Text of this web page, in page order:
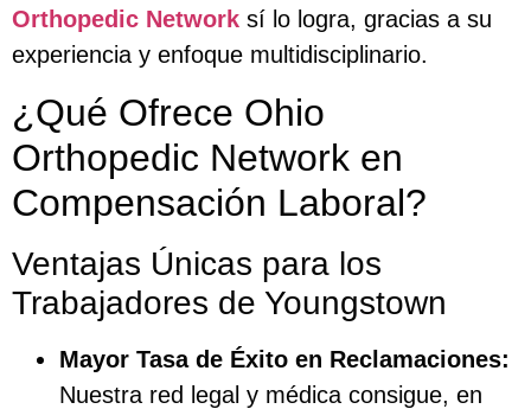
Orthopedic Network sí lo logra, gracias a su
experiencia y enfoque multidisciplinario.
¿Qué Ofrece Ohio
Orthopedic Network en
Compensación Laboral?
Ventajas Únicas para los
Trabajadores de Youngstown
Mayor Tasa de Éxito en Reclamaciones:
Nuestra red legal y médica consigue, en